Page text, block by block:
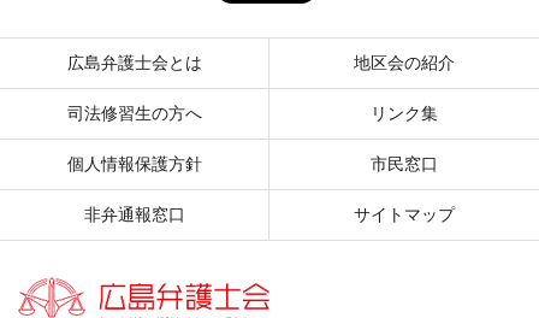
広島弁護士会とは 地区会の紹介
司法修習生の方へ リンク集
個人情報保護方針 市民窓口
非弁通報窓口 サイトマップ